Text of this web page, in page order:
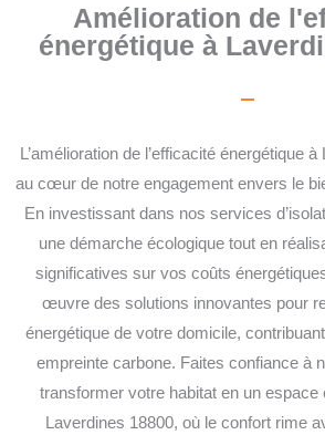
Amélioration de
énergétique à
L’amélioration de l’efficacité énergétique
au cœur de notre engagement envers le
En investissant dans nos services
une démarche écologique tout en
significatives sur vos coûts
œuvre des solutions innovantes pour
énergétique de votre domicile,
empreinte carbone. Faites confiance à
transformer votre habitat en un espace
Laverdines 18800, où le confort rime